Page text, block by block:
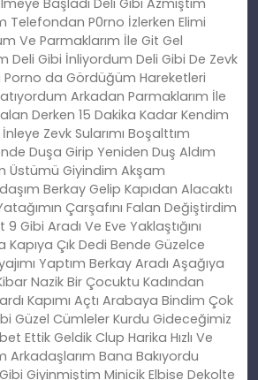
Başladı Deli Gibi Azmıştım
Telefondan P0rno İzlerken Elimi
Ve Parmaklarım İle Git Gel
Deli Gibi İnliyordum Deli Gibi De Zevk
da Gördüğüm Hareketleri
Arkadan Parmaklarım İle
Derken 15 Dakika Kadar Kendim
Zevk Sularımı Boşalttım
Duşa Girip Yeniden Duş Aldım
Üstümü Giyindim Akşam
Berkay Gelip Kapıdan Alacaktı
Çarşafını Falan Değiştirdim
Gibi Aradı Ve Eve Yaklaştığını
Kapıya Çık Dedi Bende Güzelce
Yaptım Berkay Aradı Aşağıya
Nazik Bir Çocuktu Kadından
Kapımı Açtı Arabaya Bindim Çok
Güzel Cümleler Kurdu Gideceğimiz
Ettik Geldik Clup Harika Hızlı Ve
Arkadaşlarım Bana Bakıyordu
Giyinmiştim Minicik Elbise Dekolte